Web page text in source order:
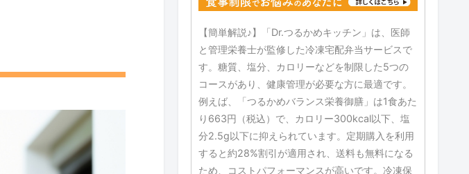
【簡単解説♪】「Dr.つるかめキッチン」は、医師
と管理栄養士が監修した冷凍宅配弁当サービスで
す。糖質、塩分、カロリーなどを制限した5つの
コースがあり、健康管理が必要な方に最適です。
例えば、「つるかめバランス栄養御膳」は1食あた
り663円（税込）で、カロリー300kcal以下、塩
分2.5g以下に抑えられています。定期購入を利用
すると約28%割引が適用され、送料も無料になる
ため、コストパフォーマンスが高いです。冷凍保